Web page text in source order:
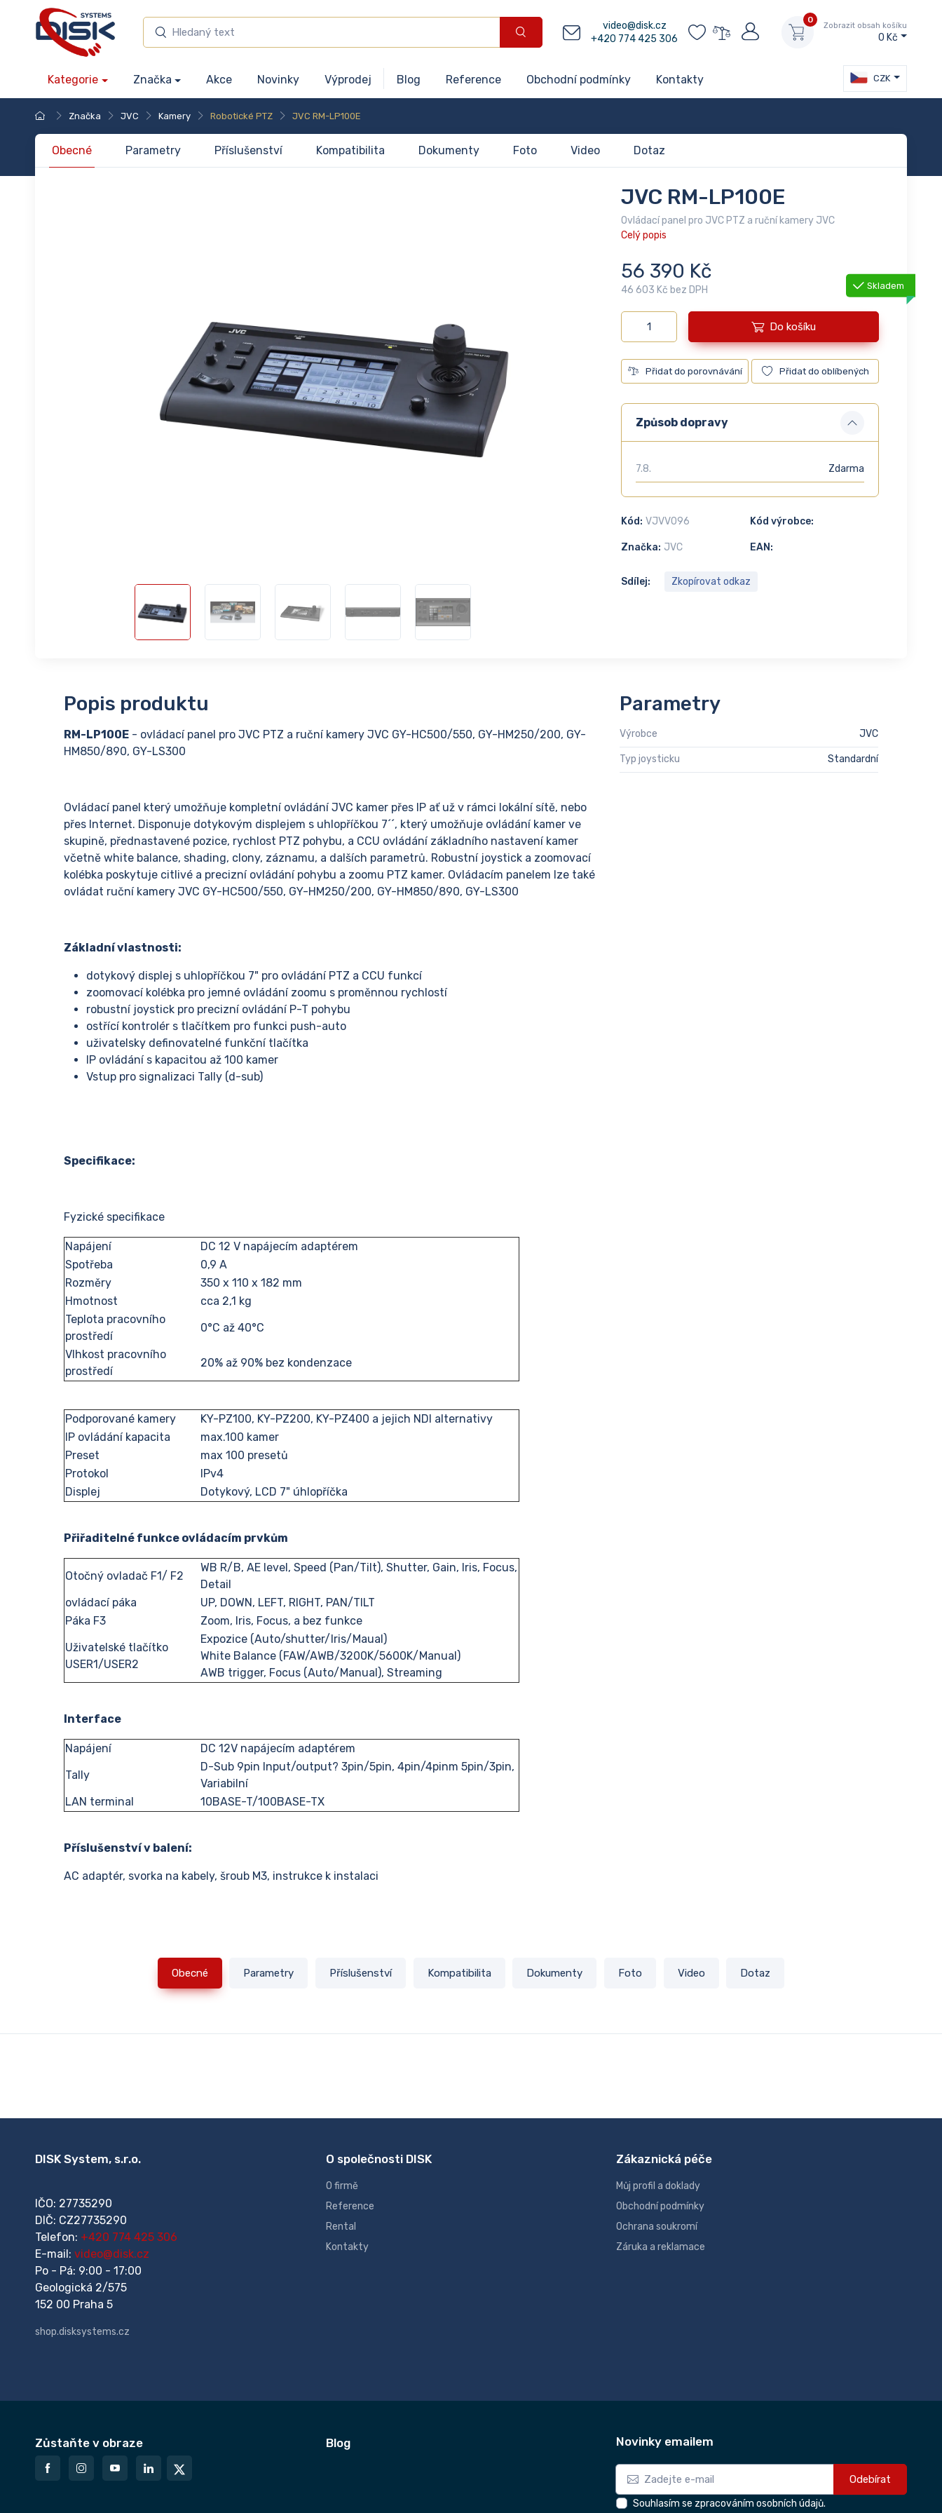
video@disk.cz
+420 774 425 306
0
Zobrazit obsah košíku
0 Kč
Kategorie Značka Akce Novinky Výprodej Blog Reference Obchodní podmínky Kontakty CZK
Značka JVC Kamery Robotické PTZ JVC RM-LP100E
Obecné Parametry Příslušenství Kompatibilita Dokumenty Foto Video Dotaz
JVC RM-LP100E
Ovládací panel pro JVC PTZ a ruční kamery JVC
Celý popis
56 390 Kč
46 603 Kč bez DPH Skladem
Do košíku
Přidat do porovnávání Přidat do oblíbených
Způsob dopravy
7.8. Zdarma
Kód: VJVV096 Kód výrobce:
EAN:
Značka: JVC
Sdílej: Zkopírovat odkaz
Popis produktu
RM-LP100E - ovládací panel pro JVC PTZ a ruční kamery JVC GY-HC500/550, GY-HM250/200, GY-
HM850/890, GY-LS300
Ovládací panel který umožňuje kompletní ovládání JVC kamer přes IP ať už v rámci lokální sítě, nebo
přes Internet. Disponuje dotykovým displejem s uhlopříčkou 7´´, který umožňuje ovládání kamer ve
skupině, přednastavené pozice, rychlost PTZ pohybu, a CCU ovládání základního nastavení kamer
včetně white balance, shading, clony, záznamu, a dalších parametrů. Robustní joystick a zoomovací
kolébka poskytuje citlivé a precizní ovládání pohybu a zoomu PTZ kamer. Ovládacím panelem lze také
ovládat ruční kamery JVC GY-HC500/550, GY-HM250/200, GY-HM850/890, GY-LS300
Základní vlastnosti:
dotykový displej s uhlopříčkou 7" pro ovládání PTZ a CCU funkcí
zoomovací kolébka pro jemné ovládání zoomu s proměnnou rychlostí
robustní joystick pro precizní ovládání P-T pohybu
ostřící kontrolér s tlačítkem pro funkci push-auto
uživatelsky definovatelné funkční tlačítka
IP ovládání s kapacitou až 100 kamer
Vstup pro signalizaci Tally (d-sub)
Specifikace:
Fyzické specifikace
Napájení
DC 12 V napájecím adaptérem
Spotřeba
0,9 A
Rozměry
350 x 110 x 182 mm
Hmotnost
cca 2,1 kg
Teplota pracovního
prostředí
0°C až 40°C
Vlhkost pracovního
prostředí
20% až 90% bez kondenzace
Podporované kamery
KY-PZ100, KY-PZ200, KY-PZ400 a jejich NDI alternativy
IP ovládání kapacita
max.100 kamer
Preset
max 100 presetů
Protokol
IPv4
Displej
Dotykový, LCD 7" úhlopříčka
Přiřaditelné funkce ovládacím prvkům
Otočný ovladač F1/ F2
WB R/B, AE level, Speed (Pan/Tilt), Shutter, Gain, Iris, Focus,
Detail
ovládací páka
UP, DOWN, LEFT, RIGHT, PAN/TILT
Páka F3
Zoom, Iris, Focus, a bez funkce
Uživatelské tlačítko
USER1/USER2
Expozice (Auto/shutter/Iris/Maual)
White Balance (FAW/AWB/3200K/5600K/Manual)
AWB trigger, Focus (Auto/Manual), Streaming
Interface
Napájení
DC 12V napájecím adaptérem
Tally
D-Sub 9pin Input/output? 3pin/5pin, 4pin/4pinm 5pin/3pin,
Variabilní
LAN terminal
10BASE-T/100BASE-TX
Příslušenství v balení:
AC adaptér, svorka na kabely, šroub M3, instrukce k instalaci
Parametry
Výrobce JVC
Typ joysticku Standardní
Obecné Parametry Příslušenství Kompatibilita Dokumenty Foto Video Dotaz
DISK System, s.r.o.
IČO: 27735290
DIČ: CZ27735290
Telefon: +420 774 425 306
E-mail: video@disk.cz
Po - Pá: 9:00 - 17:00
Geologická 2/575
152 00 Praha 5
shop.disksystems.cz
O společnosti DISK
O firmě
Reference
Rental
Kontakty
Zákaznická péče
Můj profil a doklady
Obchodní podmínky
Ochrana soukromí
Záruka a reklamace
Zůstaňte v obraze Blog Novinky emailem
Odebírat
Souhlasím se zpracováním osobních údajů.